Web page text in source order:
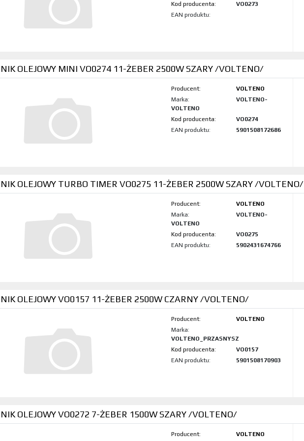
Kod produktu:
VO0273
EAN produktu:
OLEJOWY MINI VO0274 11-ŻEBER 2500W SZARY /VOLTENO/
Producent:
VOLTENO
Marka:
VOLTENO-
VOLTENO
Kod produktu:
VO0274
EAN produktu:
5901508172686
OLEJOWY TURBO TIMER VO0275 11-ŻEBER 2500W SZARY /VOLTENO/
Producent:
VOLTENO
Marka:
VOLTENO-
VOLTENO
Kod produktu:
VO0275
EAN produktu:
5902431674766
OLEJOWY VO0157 11-ŻEBER 2500W CZARNY /VOLTENO/
Producent:
VOLTENO
Marka:
VOLTENO_PRZASNYSZ
Kod produktu:
VO0157
EAN produktu:
5901508170903
OLEJOWY VO0272 7-ŻEBER 1500W SZARY /VOLTENO/
Producent: VOLTENO